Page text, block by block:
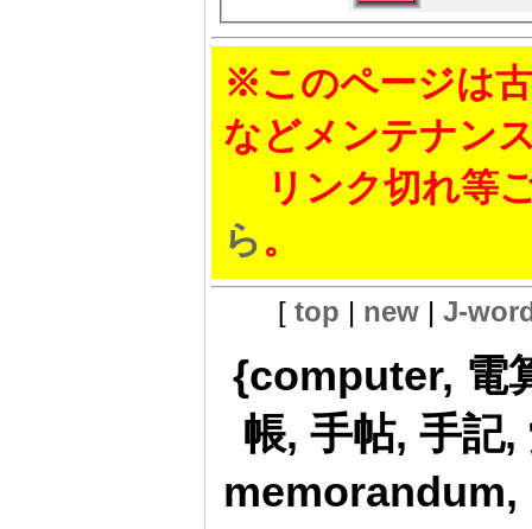
※このページは
などメンテナン
リンク切れ等
ら。
[ top | new| J-
{computer, 電
帳, 手帖, 手
memorandum,